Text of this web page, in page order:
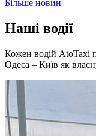
Більше новин
Наші водії
Кожен водій AtoTaxi
Одеса – Київ як